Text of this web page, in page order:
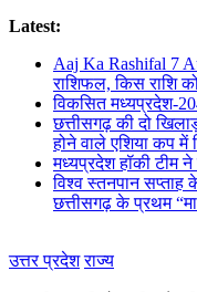
Latest:
Aaj Ka Rashifal 7
राशिफल, किस राशि
विकसित मध्यप्रदेश-
छत्तीसगढ़ की दो
होने वाले एशिया कप में
मध्यप्रदेश हॉकी टीम
विश्व स्तनपान
छत्तीसगढ़ के प्रथम
उत्तर प्रदेश राज्य